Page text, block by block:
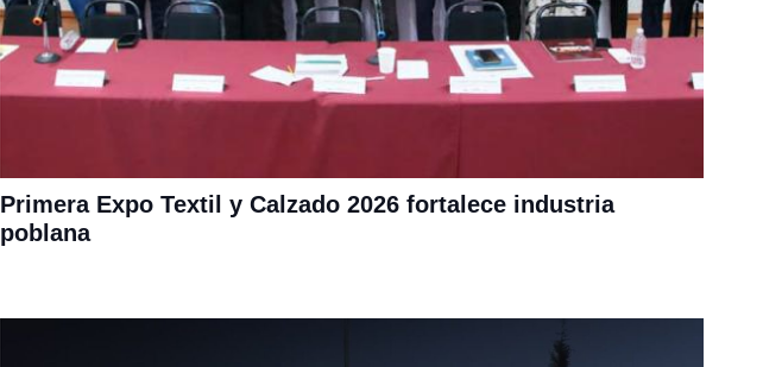
Primera Expo Textil y Calzado 2026 fortalece industria
poblana